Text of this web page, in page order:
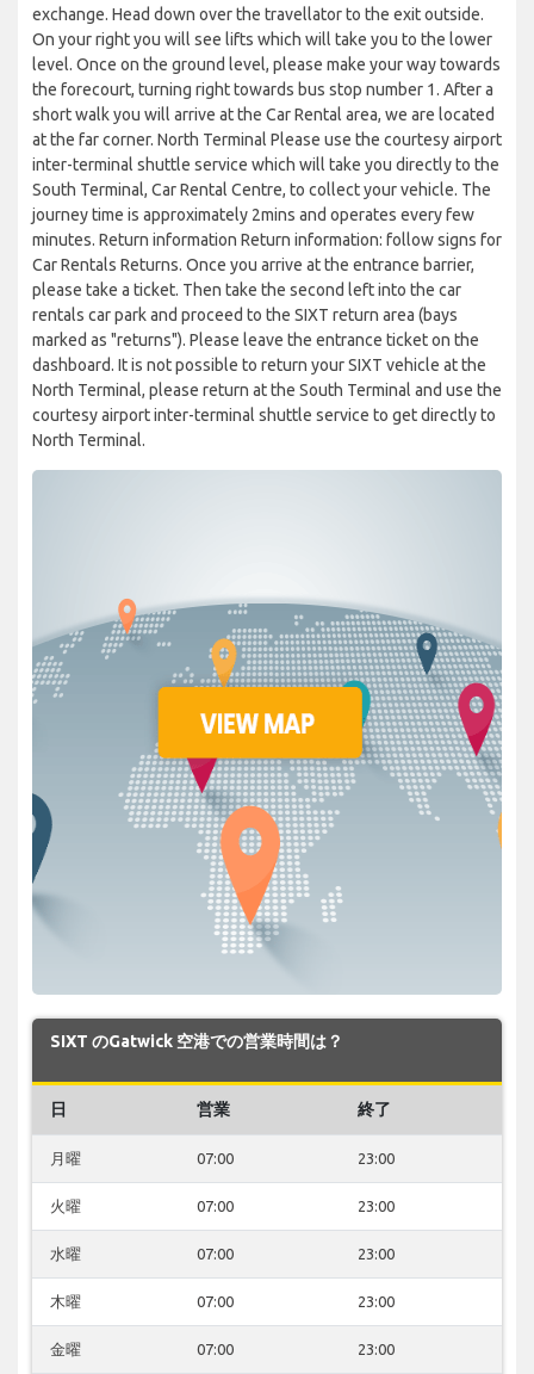
exchange. Head down over the travellator to the exit outside.
On your right you will see lifts which will take you to the lower
level. Once on the ground level, please make your way towards
the forecourt, turning right towards bus stop number 1. After a
short walk you will arrive at the Car Rental area, we are located
at the far corner. North Terminal Please use the courtesy airport
inter-terminal shuttle service which will take you directly to the
South Terminal, Car Rental Centre, to collect your vehicle. The
journey time is approximately 2mins and operates every few
minutes. Return information Return information: follow signs for
Car Rentals Returns. Once you arrive at the entrance barrier,
please take a ticket. Then take the second left into the car
rentals car park and proceed to the SIXT return area (bays
marked as "returns"). Please leave the entrance ticket on the
dashboard. It is not possible to return your SIXT vehicle at the
North Terminal, please return at the South Terminal and use the
courtesy airport inter-terminal shuttle service to get directly to
North Terminal.
SIXT のGatwick 空港での営業時間は？
日 営業 終了
月曜 07:00 23:00
火曜 07:00 23:00
水曜 07:00 23:00
木曜 07:00 23:00
金曜 07:00 23:00